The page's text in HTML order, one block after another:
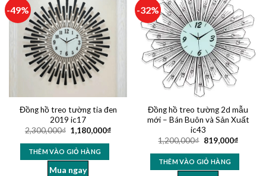
-49%
Đồng hồ treo tường tia đen
2019 ic17
2,300,000₫ 1,180,000₫
THÊM VÀO GIỎ HÀNG
Mua ngay
-32%
Đồng hồ treo tường 2d mẫu
mới – Bán Buôn và Sản Xuất
ic43
1,200,000₫ 819,000₫
THÊM VÀO GIỎ HÀNG